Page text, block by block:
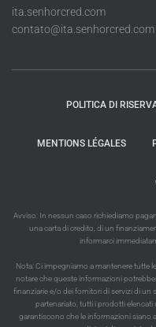
ita.senhorcred.com
contato@ita.senhorcred.com
POLITICA DI
MENTIONS LÉGALES
Avviso: In nessun caso richiediamo
una carta di credito, di un
informarci
Nota: Ci impegniamo a mantenere tutte
notare che queste informazioni
finanziarie e/o dei fornitori di servizi di
partenariato, tutti i prodotti elencati
garantiscono che le informazioni siano